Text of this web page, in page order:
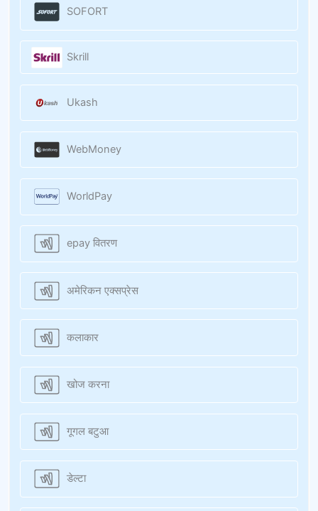
SOFORT
Skrill
Ukash
WebMoney
WorldPay
epay वितरण
अमेरिकन एक्सप्रेस
कलाकार
खोज करना
गूगल बटुआ
डेल्टा